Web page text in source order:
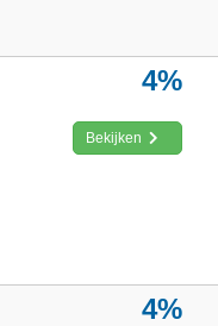
4%
Bekijken
4%